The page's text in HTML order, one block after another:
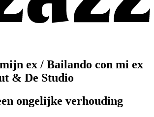
ex / Bailando con mi ex
& De Studio
ongelijke verhouding